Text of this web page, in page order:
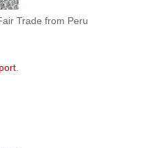
Trade from Peru
.